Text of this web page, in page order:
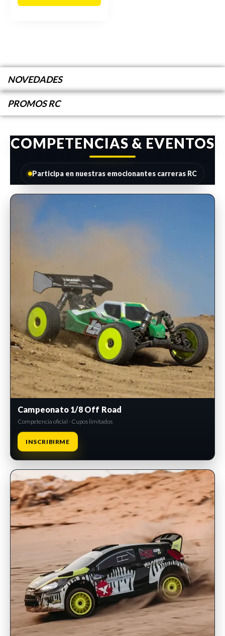
NOVEDADES
PROMOS RC
COMPETENCIAS & EVENTOS
Participa en nuestras emocionantes carreras RC
INSCRIPCIONES ABIERTAS
Campeonato 1/8 Off Road
Competencia oficial · Cupos limitados
INSCRIBIRME
INSCRIPCIONES ABIERTAS